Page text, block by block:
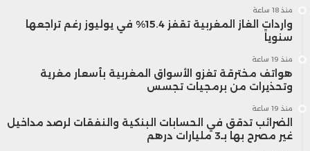
منذ 18 ساعة
واردات الغاز المغربية تقفز 15.4% في يوليوز رغم تراجعها
سنوياً
منذ 19 ساعة
هواتف مخترقة تغزو الأسواق المغربية بأسعار مغرية
وتحذيرات من برمجيات تجسس
منذ 19 ساعة
الضرائب تدقق في الحسابات البنكية والنفقات لرصد مداخيل
غير مصرح بها بـ3 مليارات درهم